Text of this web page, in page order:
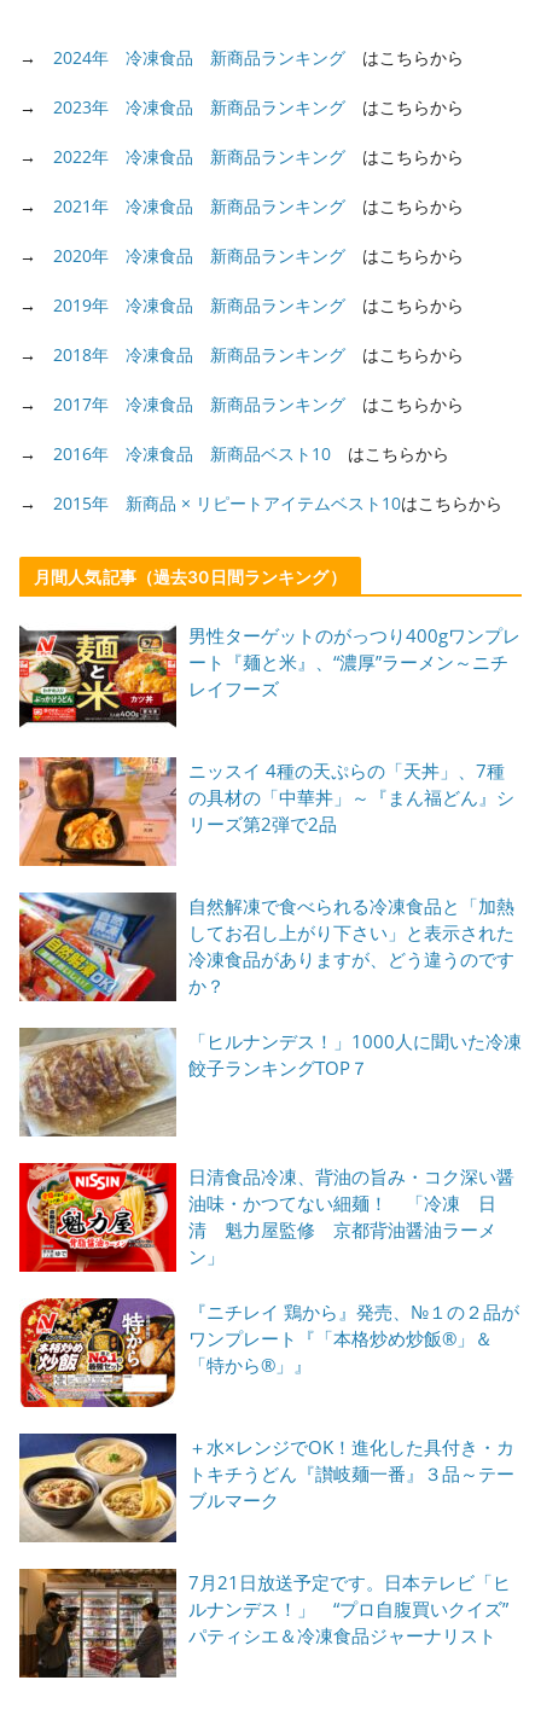
→ 2024年 冷凍食品 新商品ランキング はこちらから
→ 2023年 冷凍食品 新商品ランキング はこちらから
→ 2022年 冷凍食品 新商品ランキング はこちらから
→ 2021年 冷凍食品 新商品ランキング はこちらから
→ 2020年 冷凍食品 新商品ランキング はこちらから
→ 2019年 冷凍食品 新商品ランキング はこちらから
→ 2018年 冷凍食品 新商品ランキング はこちらから
→ 2017年 冷凍食品 新商品ランキング はこちらから
→ 2016年 冷凍食品 新商品ベスト10 はこちらから
→ 2015年 新商品 × リピートアイテムベスト10はこちらから
月間人気記事（過去30日間ランキング）
男性ターゲットのがっつり400gワンプレ
ート『麺と米』、“濃厚”ラーメン～ニチ
レイフーズ
ニッスイ 4種の天ぷらの「天丼」、7種
の具材の「中華丼」～『まん福どん』シ
リーズ第2弾で2品
自然解凍で食べられる冷凍食品と「加熱
してお召し上がり下さい」と表示された
冷凍食品がありますが、どう違うのです
か？
「ヒルナンデス！」1000人に聞いた冷凍
餃子ランキングTOP７
日清食品冷凍、背油の旨み・コク深い醤
油味・かつてない細麺！ 「冷凍 日
清 魁力屋監修 京都背油醤油ラーメ
ン」
『ニチレイ 鶏から』発売、№１の２品が
ワンプレート『「本格炒め炒飯®」＆
「特から®」』
＋水×レンジでOK！進化した具付き・カ
トキチうどん『讃岐麺一番』３品～テー
ブルマーク
7月21日放送予定です。日本テレビ「ヒ
ルナンデス！」 “プロ自腹買いクイズ”
パティシエ＆冷凍食品ジャーナリスト